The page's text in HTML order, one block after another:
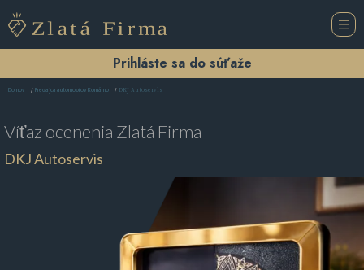
Prihláste sa do súťaže
Domov Predajca automobilov Komárno DKJ Autoservis
Víťaz ocenenia Zlatá Firma
DKJ Autoservis